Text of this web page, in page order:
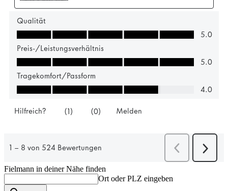
Fielmann in deiner Nähe finden
Ort oder PLZ eingeben